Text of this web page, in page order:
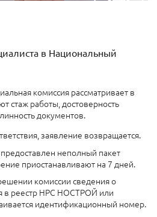
в Национальный
комиссия рассматривает в
стаж работы, достоверность
документов.
заявление возвращается.
неполный пакет
приостанавливают на 7 дней.
комиссии сведения о
в реестр НРС НОСТРОЙ или
идентификационный номер.